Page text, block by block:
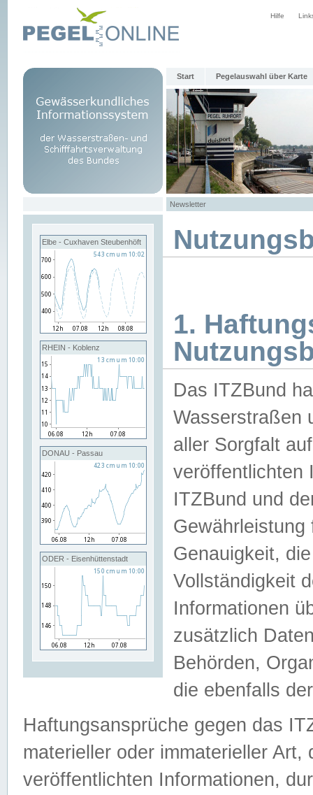
Hilfe
Start Pegelauswahl über Karte
Newsletter
Elbe - Cuxhaven Steubenhöft
RHEIN - Koblenz
DONAU - Passau
ODER - Eisenhüttenstadt
1.
Das ITZBund
Wasserstraßen
aller Sorgfalt
veröffentlichten
ITZBund und
Genauigkeit,
Vollständigkeit
Informationen
zusätzlich
Behörden,
die ebenfalls
Haftungsansprüche gegen das
materieller oder immaterieller
veröffentlichten Informationen,